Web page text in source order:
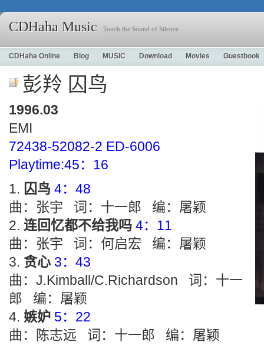
CDHaha Music Touch the Sound of Silence
CDHaha Online Blog MUSIC Download Movies Guestbook
彭羚 囚鸟
1996.03
EMI
72438-52082-2 ED-6006
Playtime:45：16
囚鸟 4：48
曲：张宇 词：十一郎 编：屠颖
连回忆都不给我吗 4：11
曲：张宇 词：何启宏 编：屠颖
贪心 3：43
曲：J.Kimball/C.Richardson 词：十一
郎 编：屠颖
嫉妒 5：22
曲：陈志远 词：十一郎 编：屠颖